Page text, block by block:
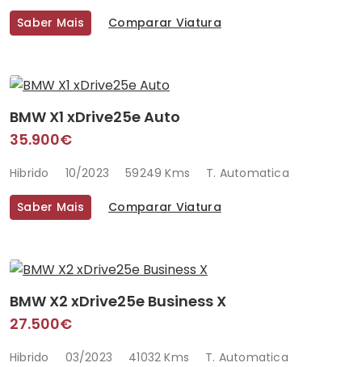
Saber Mais Comparar Viatura
BMW X1 xDrive25e Auto
35.900€
Hibrido 10/2023 59249 Kms T. Automatica
Saber Mais Comparar Viatura
BMW X2 xDrive25e Business X
27.500€
Hibrido 03/2023 41032 Kms T. Automatica